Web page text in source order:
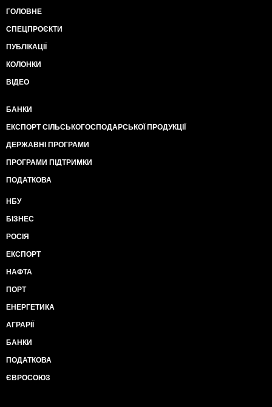
ГОЛОВНЕ
СПЕЦПРОЄКТИ
ПУБЛІКАЦІЇ
КОЛОНКИ
ВІДЕО
БАНКИ
ЕКСПОРТ СІЛЬСЬКОГОСПОДАРСЬКОЇ ПРОДУКЦІЇ
ДЕРЖАВНІ ПРОГРАМИ
ПРОГРАМИ ПІДТРИМКИ
ПОДАТКОВА
НБУ
БІЗНЕС
РОСІЯ
ЕКСПОРТ
НАФТА
ПОРТ
ЕНЕРГЕТИКА
АГРАРІЇ
БАНКИ
ПОДАТКОВА
ЄВРОСОЮЗ